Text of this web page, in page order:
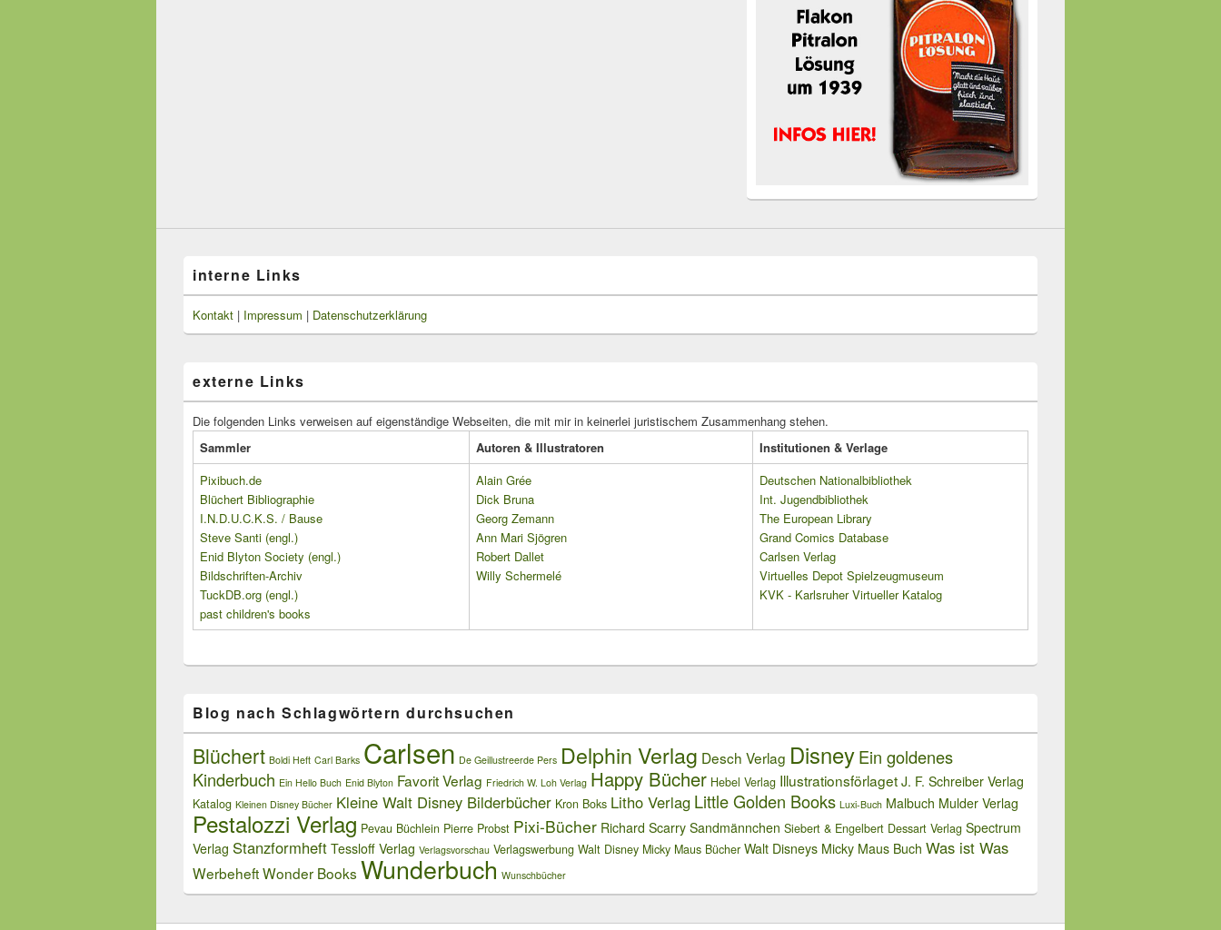
interne Links
Kontakt | Impressum | Datenschutzerklärung
externe Links
Die folgenden Links verweisen auf eigenständige Webseiten, die mit mir in keinerlei juristischem Zusammenhang stehen.
Sammler
Autoren & Illustratoren
Institutionen & Verlage
Pixibuch.de
Blüchert Bibliographie
I.N.D.U.C.K.S. / Bause
Steve Santi (engl.)
Enid Blyton Society (engl.)
Bildschriften-Archiv
TuckDB.org (engl.)
past children's books
Alain Grée
Dick Bruna
Georg Zemann
Ann Mari Sjögren
Robert Dallet
Willy Schermelé
Deutschen Nationalbibliothek
Int. Jugendbibliothek
The European Library
Grand Comics Database
Carlsen Verlag
Virtuelles Depot Spielzeugmuseum
KVK - Karlsruher Virtueller Katalog
Blog nach Schlagwörtern durchsuchen
Blüchert Boldi Heft Carl Barks Carlsen De Geillustreerde Pers Delphin Verlag Desch Verlag DisneyEin goldenes
Kinderbuch Ein Hello Buch Enid Blyton Favorit Verlag Friedrich W. Loh Verlag Happy Bücher Hebel Verlag Illustrationsförlaget J. F. Schreiber Verlag
Katalog Kleinen Disney Bücher Kleine Walt Disney Bilderbücher Kron Boks Litho Verlag Little Golden Books Luxi-Buch Malbuch Mulder Verlag
Pestalozzi Verlag Pevau Büchlein Pierre Probst Pixi-Bücher Richard Scarry Sandmännchen Siebert & Engelbert Dessart Verlag Spectrum
Verlag Stanzformheft Tessloff Verlag Verlagsvorschau Verlagswerbung Walt Disney Micky Maus Bücher Walt Disneys Micky Maus Buch Was ist Was
WerbeheftWonder Books Wunderbuch Wunschbücher